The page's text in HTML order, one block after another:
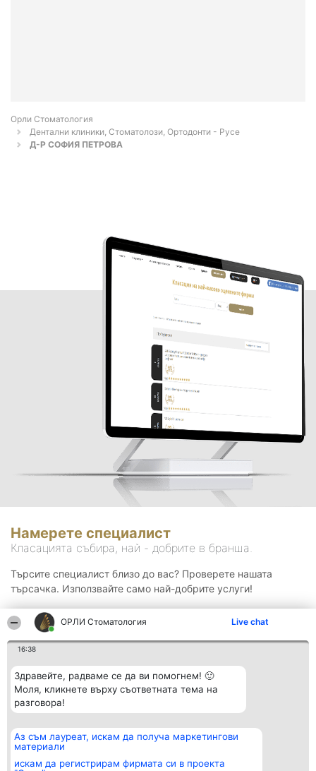
ОРЛИ Стоматология Live chat
16:38
Здравейте, радваме се да ви помогнем! 🙂
Моля, кликнете върху съответната тема на
разговора!
Аз съм лауреат, искам да получа маркетингови
материали
искам да регистрирам фирмата си в проекта
Орли Стоматология
Дентални клиники, Стоматолози, Ортодонти - Русе
Д-Р СОФИЯ ПЕТРОВА
Намерете специалист
Класацията събира, най - добрите в бранша.
Търсите специалист близо до вас? Проверете нашата
търсачка. Използвайте само най-добрите услуги!
Организатор на
класиране
BulevardulAleea Timișul De
Класация
всички
Контакти